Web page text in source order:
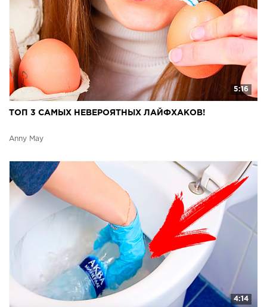
5:16
ТОП 3 САМЫХ НЕВЕРОЯТНЫХ ЛАЙФХАКОВ!
Anny May
4:14